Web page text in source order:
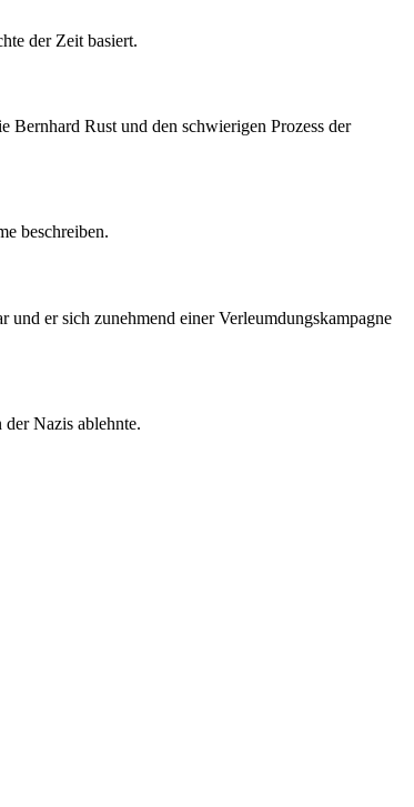
der Zeit basiert.
Rust und den schwierigen Prozess der
beschreiben.
und er sich zunehmend einer Verleumdungskampagne
Nazis ablehnte.